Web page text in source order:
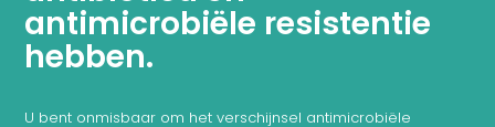
antimicrobiële resistentie
hebben.
U bent onmisbaar om het verschijnsel antimicrobiële